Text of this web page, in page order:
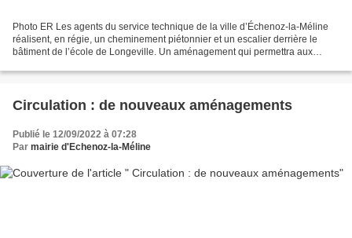
Photo ER Les agents du service technique de la ville d’Échenoz-la-Méline
réalisent, en régie, un cheminement piétonnier et un escalier derrière le
bâtiment de l’école de Longeville. Un aménagement qui permettra aux
Circulation : de nouveaux aménagements
Publié le 12/09/2022 à 07:28
Par mairie d'Echenoz-la-Méline